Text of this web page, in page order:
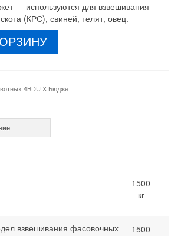
— используются для взвешивания
скота (КРС), свиней, телят, овец.
4BDU Х Бюджет
1500
кг
взвешивания фасовочных
1500